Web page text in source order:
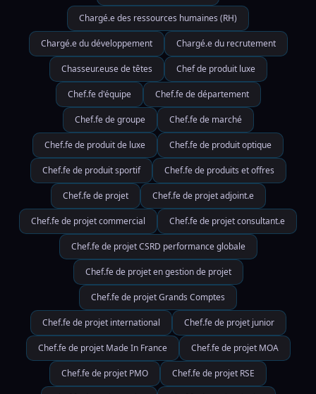
Chargé.e des ressources humaines (RH)
Chargé.e du développement Chargé.e du recrutement
Chasseur.euse de têtes Chef de produit luxe
Chef.fe d'équipe Chef.fe de département
Chef.fe de groupe Chef.fe de marché
Chef.fe de produit de luxe Chef.fe de produit optique
Chef.fe de produit sportif Chef.fe de produits et offres
Chef.fe de projet Chef.fe de projet adjoint.e
Chef.fe de projet commercial Chef.fe de projet consultant.e
Chef.fe de projet CSRD performance globale
Chef.fe de projet en gestion de projet
Chef.fe de projet Grands Comptes
Chef.fe de projet international Chef.fe de projet junior
Chef.fe de projet Made In France Chef.fe de projet MOA
Chef.fe de projet PMO Chef.fe de projet RSE